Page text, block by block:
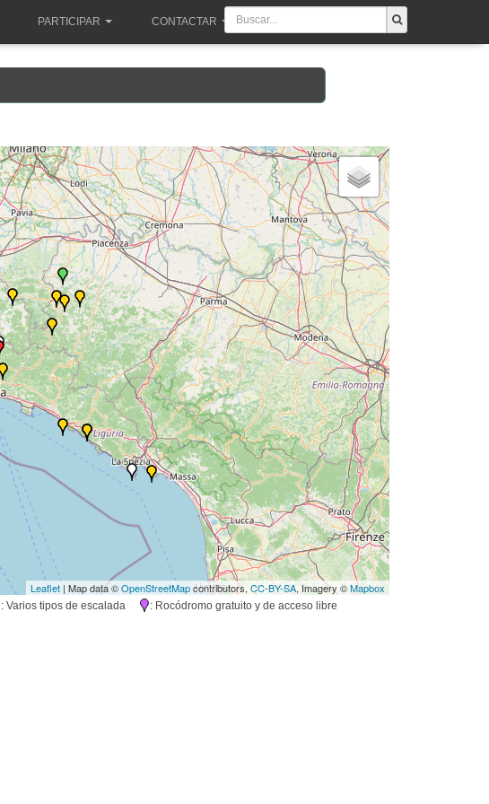
PARTICIPAR CONTACTAR
Leaflet | Map data ©OpenStreetMapcontributors, CC-BY-SA, Imagery ©Mapbox
: Varios tipos de escalada : Rocódromo gratuito y de acceso libre